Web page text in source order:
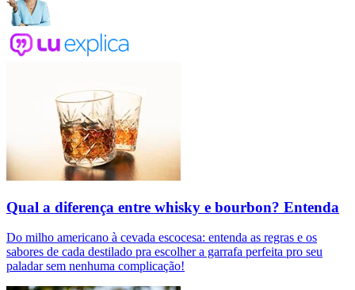
Qual a diferença entre whisky e bourbon? Entenda
Do milho americano à cevada escocesa: entenda as regras e os
sabores de cada destilado pra escolher a garrafa perfeita pro seu
paladar sem nenhuma complicação!